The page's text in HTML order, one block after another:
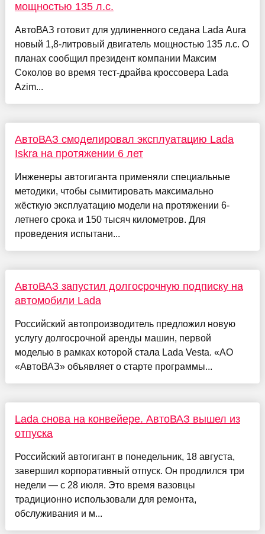
мощностью 135 л.с.
АвтоВАЗ готовит для удлиненного седана Lada Aura
новый 1,8-литровый двигатель мощностью 135 л.с. О
планах сообщил президент компании Максим
Соколов во время тест-драйва кроссовера Lada
Azim...
АвтоВАЗ смоделировал эксплуатацию Lada
Iskra на протяжении 6 лет
Инженеры автогиганта применяли специальные
методики, чтобы сымитировать максимально
жёсткую эксплуатацию модели на протяжении 6-
летнего срока и 150 тысяч километров. Для
проведения испытани...
АвтоВАЗ запустил долгосрочную подписку на
автомобили Lada
Российский автопроизводитель предложил новую
услугу долгосрочной аренды машин, первой
моделью в рамках которой стала Lada Vesta. «АО
«АвтоВАЗ» объявляет о старте программы...
Lada снова на конвейере. АвтоВАЗ вышел из
отпуска
Российский автогигант в понедельник, 18 августа,
завершил корпоративный отпуск. Он продлился три
недели — с 28 июля. Это время вазовцы
традиционно использовали для ремонта,
обслуживания и м...